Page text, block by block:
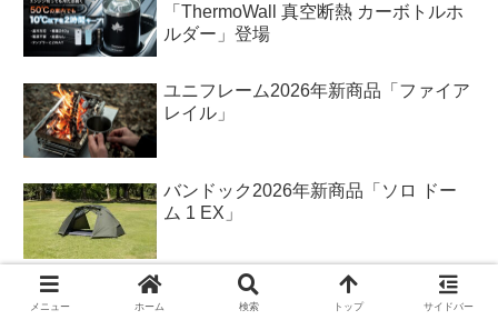
「ThermoWall 真空断熱 カーボトルホ
ルダー」登場
ユニフレーム2026年新商品「ファイア
レイル」
バンドック2026年新商品「ソロ ドー
ム 1 EX」
メニュー ホーム 検索 トップ サイドバー